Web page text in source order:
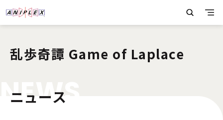
乱歩奇譚 Game of Laplace
NEWS
ニュース